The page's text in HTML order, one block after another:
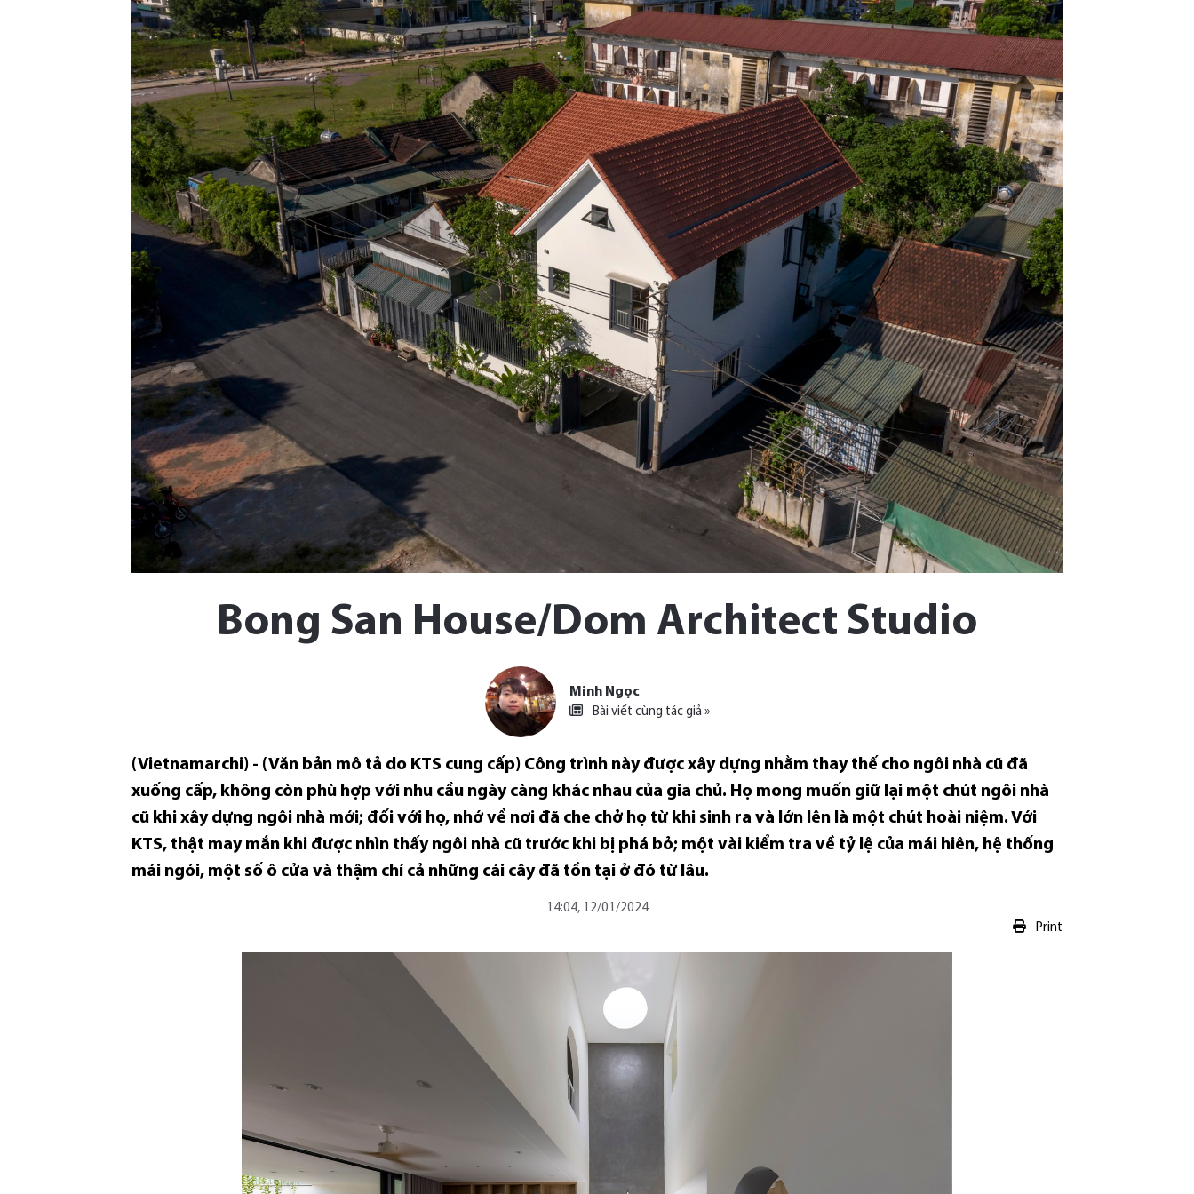
Bong San House/Dom Architect Studio
Minh Ngọc
Bài viết cùng tác giả »
(Vietnamarchi) - (Văn bản mô tả do KTS cung cấp) Công trình này được xây dựng nhằm thay thế cho ngôi nhà cũ đã
xuống cấp, không còn phù hợp với nhu cầu ngày càng khác nhau của gia chủ. Họ mong muốn giữ lại một chút ngôi nhà
cũ khi xây dựng ngôi nhà mới; đối với họ, nhớ về nơi đã che chở họ từ khi sinh ra và lớn lên là một chút hoài niệm. Với
KTS, thật may mắn khi được nhìn thấy ngôi nhà cũ trước khi bị phá bỏ; một vài kiểm tra về tỷ lệ của mái hiên, hệ thống
mái ngói, một số ô cửa và thậm chí cả những cái cây đã tồn tại ở đó từ lâu.
14:04, 12/01/2024
Print